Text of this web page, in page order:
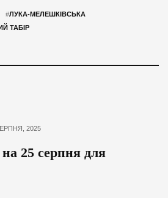
#ЛУКА-МЕЛЕШКІВСЬКА
ТАБІР
2025
25 серпня для